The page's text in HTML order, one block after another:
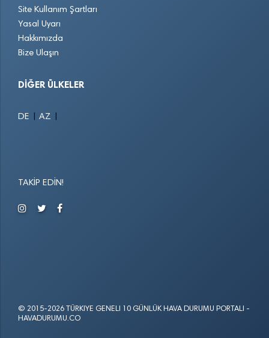
Site Kullanım Şartları
Yasal Uyarı
Hakkımızda
Bize Ulaşın
DIĞER ÜLKELER
DE AZ
TAKIP EDIN!
© 2015-2026 TÜRKIYE GENELI 10 GÜNLÜK HAVA DURUMU PORTALI -
HAVADURUMU.CO